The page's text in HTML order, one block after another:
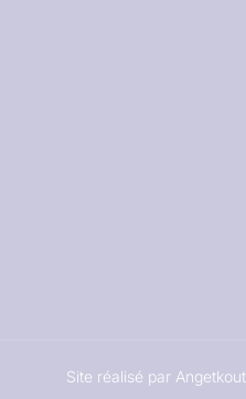
Site réalisé par